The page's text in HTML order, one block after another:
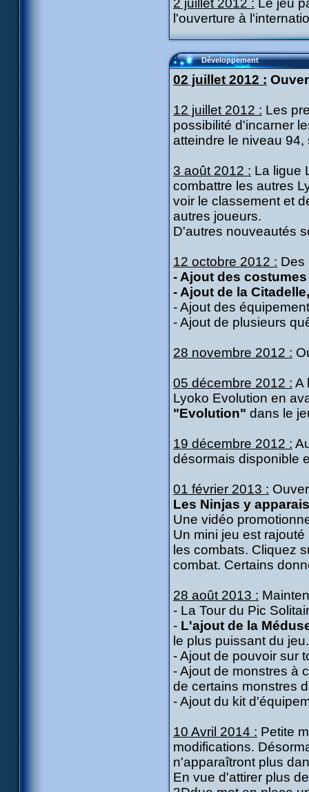
2 juillet 2012 : Le jeu
l'ouverture à
Développement
02 juillet 2012 :
12 juillet 2012 : Les
possibilité d'incarner
atteindre le niveau
3 août 2012 : La ligue
combattre les autres
voir le classement et
autres joueurs.
D'autres nouveautés
12 octobre 2012 : Des
- Ajout des
- Ajout de la
- Ajout des
- Ajout de plusieurs
28 novembre 2012 :
05 décembre 2012 : A
Lyoko Evolution en
"Evolution" dans le
19 décembre 2012 :
désormais disponible
01 février 2013 :
Les Ninjas y
Une vidéo
Un mini jeu est
les combats. Cliquez
combat. Certains
28 août 2013 :
- La Tour du Pic
- L'ajout de la
le plus puissant du jeu.
- Ajout de pouvoir sur
- Ajout de monstres à
de certains monstres
- Ajout du kit
10 Avril 2014 : Petite
modifications.
n'apparaîtront plus
En vue d'attirer plus